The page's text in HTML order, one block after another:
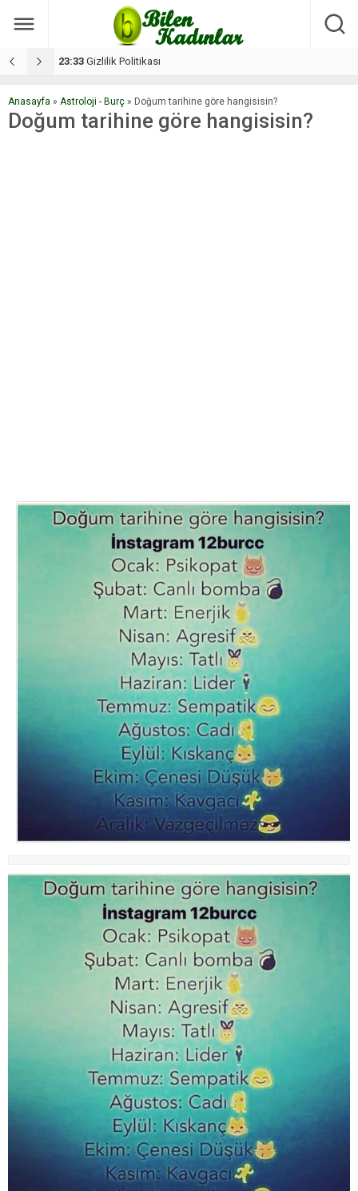
17:08 Dilan, düğününe 5 gün kala hayatını kaybetti
Anasayfa » Astroloji - Burç » Doğum tarihine göre hangisisin?
Doğum tarihine göre hangisisin?